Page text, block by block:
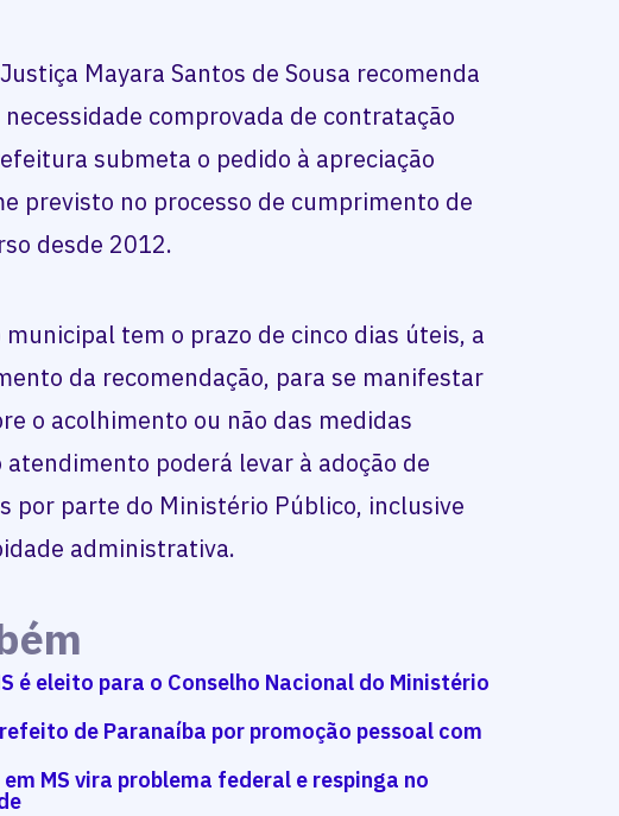
Mayara Santos de Sousa recomenda
necessidade comprovada de contratação
submeta o pedido à apreciação
previsto no processo de cumprimento de
desde 2012.
tem o prazo de cinco dias úteis, a
da recomendação, para se manifestar
o acolhimento ou não das medidas
atendimento poderá levar à adoção de
por parte do Ministério Público, inclusive
administrativa.
é eleito para o Conselho Nacional do Ministério
de Paranaíba por promoção pessoal com
MS vira problema federal e respinga no